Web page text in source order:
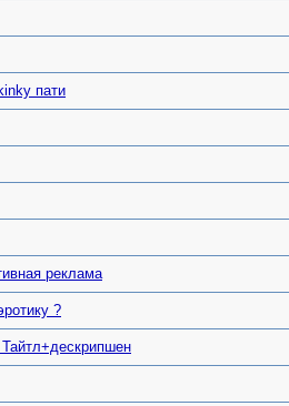
пати
реклама
?